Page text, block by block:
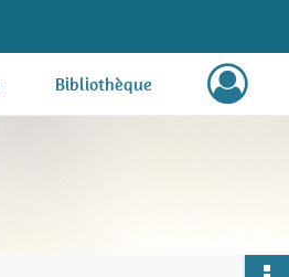
Bibliothèque